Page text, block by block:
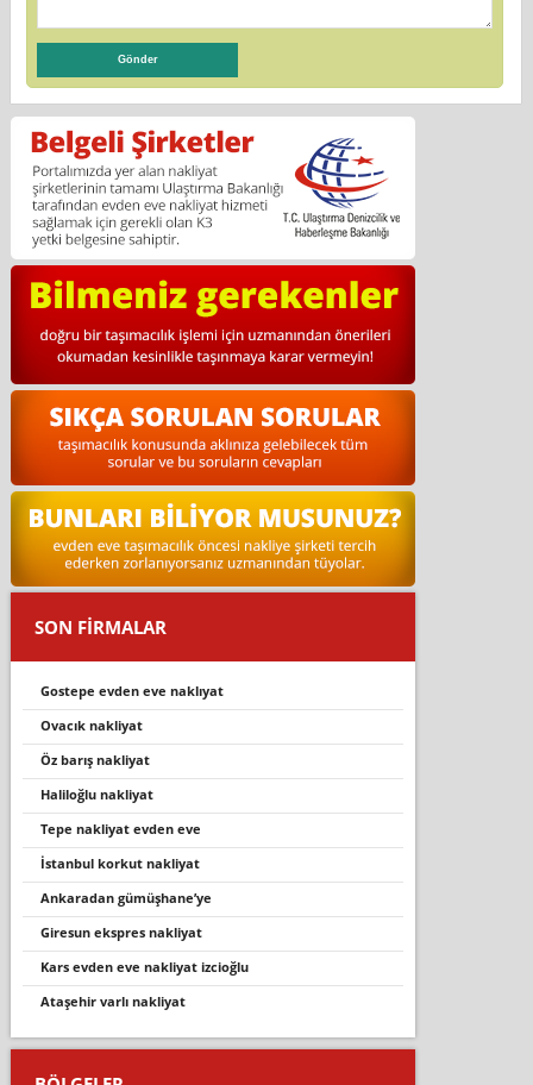
SON FİRMALAR
gostepe evden eve naklıyat
ovacik nakli̇yat
öz barış nakliyat
haliloğlu nakliyat
tepe nakliyat evden eve
i̇stanbul korkut nakliyat
ankaradan gümüşhane’ye
giresun ekspres nakliyat
kars evden eve nakliyat izcioğlu
ataşehi̇r varli nakli̇yat